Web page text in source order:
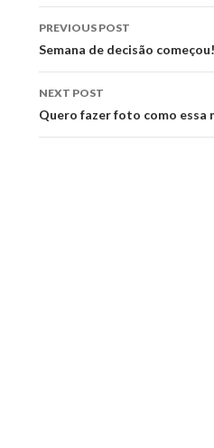
Post
navigation
PREVIOUS POST
Semana de decisão
NEXT POST
Quero fazer foto como essa